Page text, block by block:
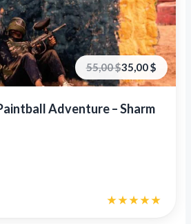
Adventure – Sharm
55,00$
Первоначальная
цена
составляла
35,00$
Текущая
цена:
35,00 €.